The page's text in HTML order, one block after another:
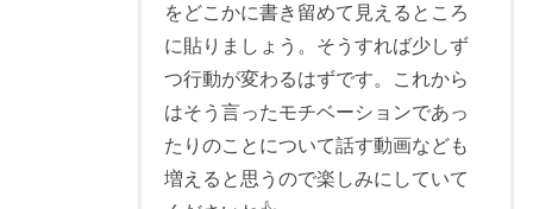
をどこかに書き留めて見えるところ
に貼りましょう。そうすれば少しず
つ行動が変わるはずです。これから
はそう言ったモチベーションであっ
たりのことについて話す動画なども
増えると思うので楽しみにしていて